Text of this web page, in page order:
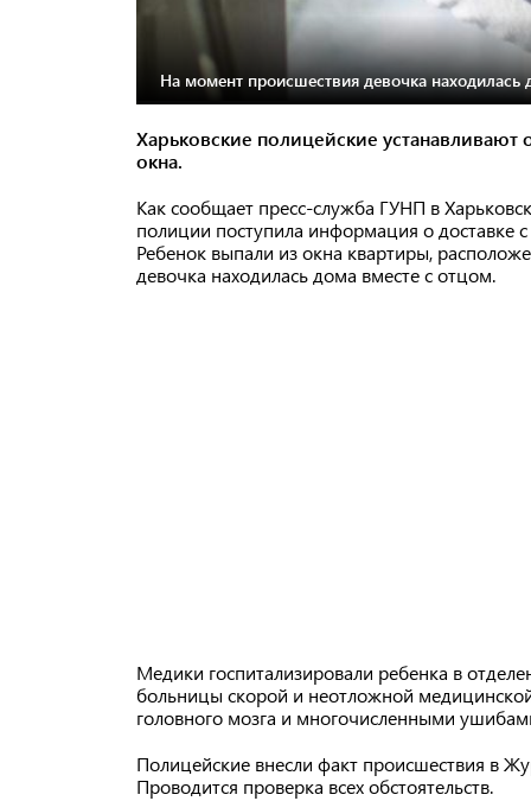
На момент происшествия девочка находилась
Харьковские полицейские устанавливают
окна.
Как сообщает пресс-служба ГУНП в
полиции поступила информация о доставке
Ребенок выпали из окна квартиры,
девочка находилась дома вместе с отцом.
Медики госпитализировали ребенка в
больницы скорой и неотложной
головного мозга и многочисленными
Полицейские внесли факт происшествия в
Проводится проверка всех обстоятельств.